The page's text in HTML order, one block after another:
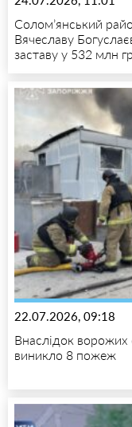
Солом’янський
Вячеславу
заставу у 532 млн
22.07.2026, 09:18
Внаслідок ворожих
виникло 8 пожеж